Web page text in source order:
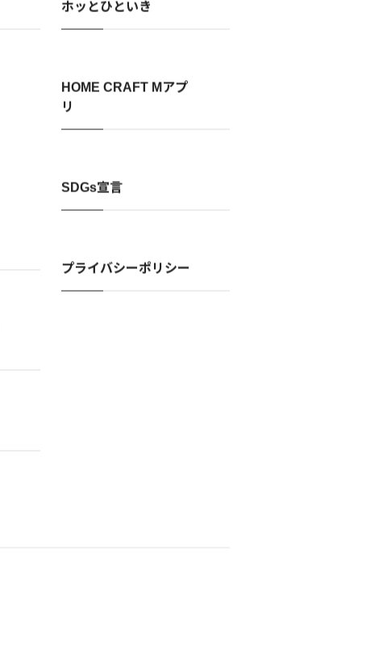
ホッとひといき
HOME CRAFT Mアプ
リ
SDGs宣言
プライバシーポリシー